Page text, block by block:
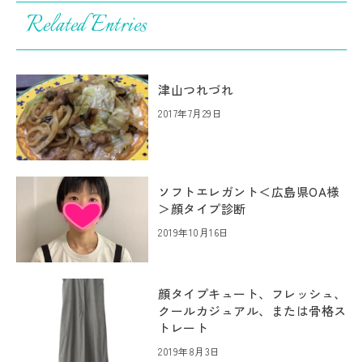
Related Entries
津山つれづれ
2017年7月29日
ソフトエレガント＜広島県OA様
＞顔タイプ診断
2019年10月16日
顔タイプキュート、フレッシュ、
クールカジュアル、または骨格ス
トレート
2019年8月3日